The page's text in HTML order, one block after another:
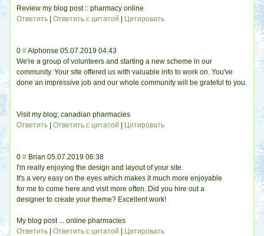
Review my blog post :: pharmacy online
Ответить |Ответить с цитатой Цитировать
0 #Alphonse 05.07.2019 04:43
We're a group of volunteers and starting a new scheme in our
community. Your site offered us with valuable info to work on. You've
done an impressive job and our whole community will be grateful to you.
Visit my blog; canadian pharmacies
Ответить |Ответить с цитатой Цитировать
0 # Brian 05.07.2019 06:38
I'm really enjoying the design and layout of your site.
It's a very easy on the eyes which makes it much more enjoyable
for me to come here and visit more often. Did you hire out a
designer to create your theme? Excellent work!
My blog post ... online pharmacies
Ответить |Ответить с цитатой Цитировать